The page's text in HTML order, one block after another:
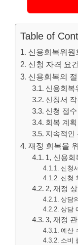
Table of
신용회복위
신청 자격 요
신용회복의
신용회복
신청서 작
신청 접
회복 계
지속적인
재정 회복을
1, 신용회
신청
신청
2, 재정
상담
상담
3, 재정
예산
소비